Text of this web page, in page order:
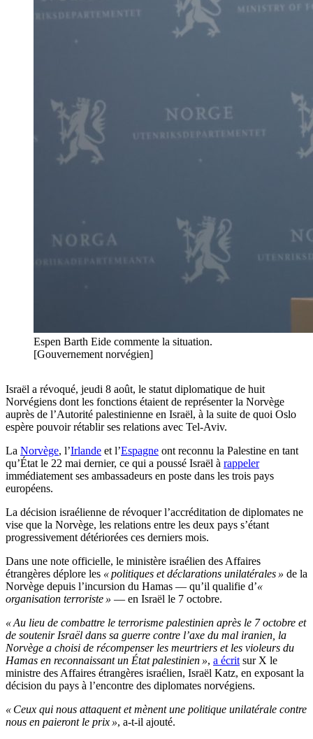
Espen Barth Eide commente la situation.
[Gouvernement norvégien]
Israël a révoqué, jeudi 8 août, le statut diplomatique de huit
Norvégiens dont les fonctions étaient de représenter la Norvège
auprès de l’Autorité palestinienne en Israël, à la suite de quoi Oslo
espère pouvoir rétablir ses relations avec Tel-Aviv.
La Norvège, l’Irlande et l’Espagne ont reconnu la Palestine en tant
qu’État le 22 mai dernier, ce qui a poussé Israël à rappeler
immédiatement ses ambassadeurs en poste dans les trois pays
européens.
La décision israélienne de révoquer l’accréditation de diplomates ne
vise que la Norvège, les relations entre les deux pays s’étant
progressivement détériorées ces derniers mois.
Dans une note officielle, le ministère israélien des Affaires
étrangères déplore les « politiques et déclarations unilatérales » de la
Norvège depuis l’incursion du Hamas — qu’il qualifie d’«
organisation terroriste » — en Israël le 7 octobre.
« Au lieu de combattre le terrorisme palestinien après le 7 octobre et
de soutenir Israël dans sa guerre contre l’axe du mal iranien, la
Norvège a choisi de récompenser les meurtriers et les violeurs du
Hamas en reconnaissant un État palestinien », a écrit sur X le
ministre des Affaires étrangères israélien, Israël Katz, en exposant la
décision du pays à l’encontre des diplomates norvégiens.
« Ceux qui nous attaquent et mènent une politique unilatérale contre
nous en paieront le prix », a-t-il ajouté.